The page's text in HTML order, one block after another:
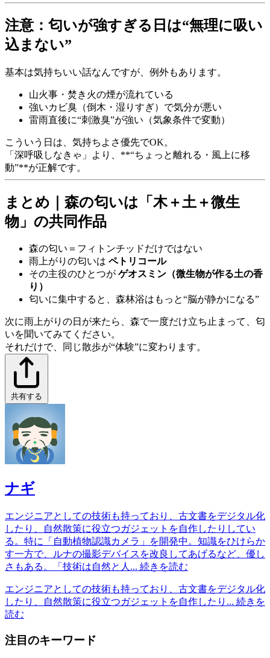
注意：匂いが強すぎる日は“無理に吸い
込まない”
基本は気持ちいい話なんですが、例外もあります。
山火事・焚き火の煙が流れている
強いカビ臭（倒木・湿りすぎ）で気分が悪い
雷雨直後に“刺激臭”が強い（気象条件で変動）
こういう日は、気持ちよさ優先でOK。
「深呼吸しなきゃ」より、**“ちょっと離れる・風上に移
動”**が正解です。
まとめ｜森の匂いは「木＋土＋微生
物」の共同作品
森の匂い＝フィトンチッドだけではない
雨上がりの匂いは ペトリコール
その主役のひとつが ゲオスミン（微生物が作る土の香
り）
匂いに集中すると、森林浴はもっと“脳が静かになる”
次に雨上がりの日が来たら、森で一度だけ立ち止まって、匂
いを聞いてみてください。
それだけで、同じ散歩が“体験”に変わります。
共有する
ナギ
エンジニアとしての技術も持っており、古文書をデジタル化
したり、自然散策に役立つガジェットを自作したりしてい
る。特に「自動植物認識カメラ」を開発中。知識をひけらか
す一方で、ルナの撮影デバイスを改良してあげるなど、優し
さもある。「技術は自然と人... 続きを読む
エンジニアとしての技術も持っており、古文書をデジタル化
したり、自然散策に役立つガジェットを自作したり... 続きを
読む
注目のキーワード